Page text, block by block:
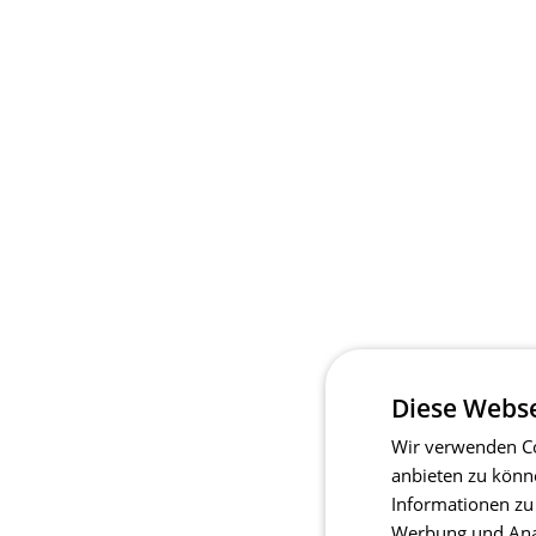
Diese
Wir verwenden
anbieten zu
Informationen